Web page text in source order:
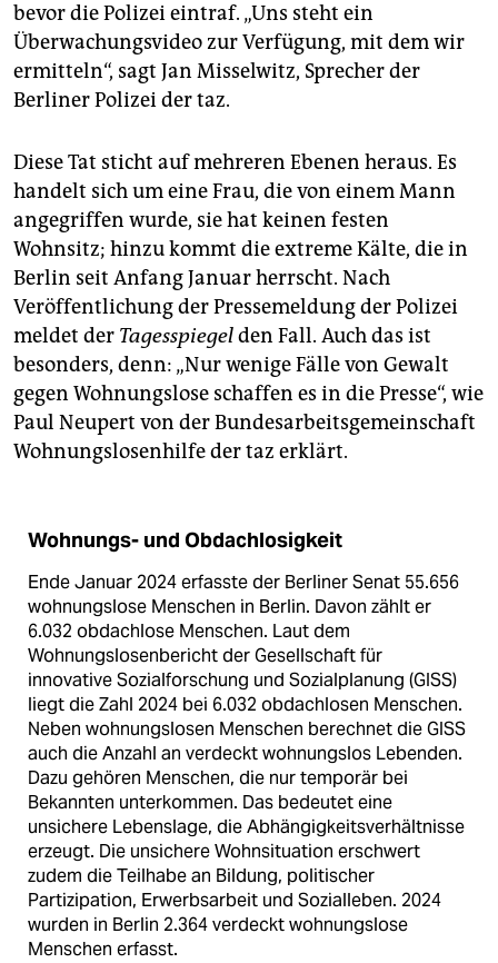
bevor die Polizei eintraf. „Uns steht ein
Überwachungsvideo zur Verfügung, mit dem wir
ermitteln“, sagt Jan Misselwitz, Sprecher der
Berliner Polizei der taz.
Diese Tat sticht auf mehreren Ebenen heraus. Es
handelt sich um eine Frau, die von einem Mann
angegriffen wurde, sie hat keinen festen
Wohnsitz; hinzu kommt die extreme Kälte, die in
Berlin seit Anfang Januar herrscht. Nach
Veröffentlichung der Pressemeldung der Polizei
meldet der Tagesspiegelden Fall. Auch das ist
besonders, denn: „Nur wenige Fälle von Gewalt
gegen Wohnungslose schaffen es in die Presse“, wie
Paul Neupert von der Bundesarbeitsgemeinschaft
Wohnungslosenhilfe der taz erklärt.
Wohnungs- und Obdachlosigkeit
Ende Januar 2024 erfasste der Berliner Senat 55.656
wohnungslose Menschen in Berlin. Davon zählt er
6.032 obdachlose Menschen. Laut dem
Wohnungslosenbericht der Gesellschaft für
innovative Sozialforschung und Sozialplanung (GISS)
liegt die Zahl 2024 bei 6.032 obdachlosen Menschen.
Neben wohnungslosen Menschen berechnet die GISS
auch die Anzahl an verdeckt wohnungslos Lebenden.
Dazu gehören Menschen, die nur temporär bei
Bekannten unterkommen. Das bedeutet eine
unsichere Lebenslage, die Abhängigkeitsverhältnisse
erzeugt. Die unsichere Wohnsituation erschwert
zudem die Teilhabe an Bildung, politischer
Partizipation, Erwerbsarbeit und Sozialleben. 2024
wurden in Berlin 2.364 verdeckt wohnungslose
Menschen erfasst.